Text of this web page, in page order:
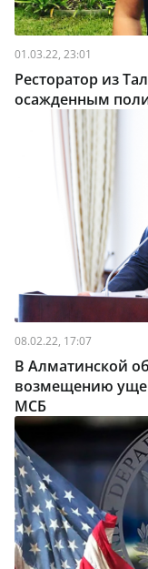
01.03.22, 23:01
Ресторатор из
осажденным
08.02.22, 17:07
В Алматинской
возмещению
МСБ